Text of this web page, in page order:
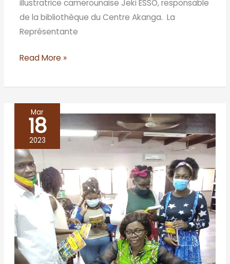
illustratrice camerounaise Jeki ESSO, responsable
de la bibliothèque du Centre Akanga. La
Représentante
Read More »
Mar
18
2023
Bibliothèque
Nationale
du
Bénin/
Cotonou